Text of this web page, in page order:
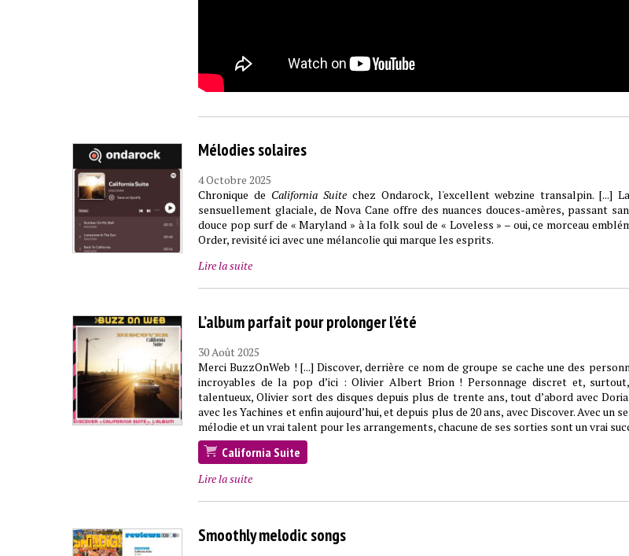
Mélodies solaires
4 Octobre 2025
Chronique de California Suitechez Ondarock, l'excellent webzine transalpin. [...]
sensuellement glaciale, de Nova Cane offre des nuances douces-amères, passant
douce pop surf de « Maryland » à la folk soul de « Loveless » – oui, ce morceau
Order, revisité ici avec une mélancolie qui marque les esprits.
Lire la suite
L’album parfait pour prolonger l’été
30 Août 2025
Merci BuzzOnWeb ! [...] Discover, derrière ce nom de groupe se cache une des
incroyables de la pop d’ici : Olivier Albert Brion ! Personnage discret et,
talentueux, Olivier sort des disques depuis plus de trente ans, tout d’abord avec
avec les Yachines et enfin aujourd’hui, et depuis plus de 20 ans, avec Discover. Avec un
mélodie et un vrai talent pour les arrangements, chacune de ses sorties sont un vrai
California Suite
Lire la suite
Smoothly melodic songs